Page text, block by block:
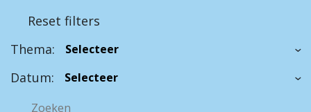
Reset filters
Thema:
Datum: